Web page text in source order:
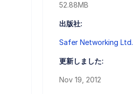
52.88MB
出版社:
Safer Networking Ltd.
更新しました:
Nov 19, 2012